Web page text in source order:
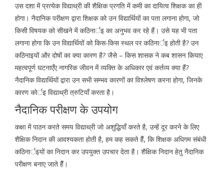
उस दशा में प्रत्येक विद्याथ्री की शैक्षिक प्रगति में कमी का दायित्व शिक्षक का ही
होगा। नैदानिक परीक्षण द्वारा शिक्षक को उन विद्यार्थियों का पता लगाना होगा, जो
किसी विषयक को सीखने में कठिनार्इ का अनुभव कर रहे हैं। उसे यह भी पता
लगाना होगा कि उन विद्यार्थियों को किस-किस स्थल पर कठिनार्इ होती है? उन
कठिनाइयों और दोषों का क्या कारण है? जैसे – किस शासक ने कब शासन कियाए
महत्वपूर्ण घटनाएँए नागरिक जीवन में व्यक्ति के अधिकार एवं कर्तव्य क्या हैं?
नैदानिक विद्यार्थियों द्वारा उन सभी सम्भव कारणों का विश्लेषण करना होगा, जिनके
कारण कोर्इ विद्याथ्री त्रुटियाँ करता है।
नैदानिक परीक्षण के उपयोग
कक्षा में पाठन करते समय विद्याथ्री जो अशुद्धियाँ करते है, उन्हें दूर करने के लिए
शैक्षिक निदान की आवश्यकता होती है, हम कह सकते हैैं, कि शिक्षक अधिगम संबंधी
कठिनार्इयों का निदान कर उपयुक्त उपचार देता है। शैक्षिक निदान हेतु नैदानिक
परीक्षण बनाए जाते हैैं।